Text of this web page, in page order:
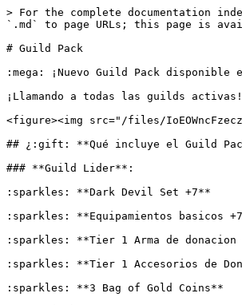
> For the complete documentation
`.md` to page URLs; this page is
# Guild Pack
:mega: ¡Nuevo Guild Pack
¡Llamando a todas las guilds
<figure><img src="/files/
## ¿:gift: **Qué incluye el Guild
### **Guild Lider**:
:sparkles: **Dark Devil Set +7**
:sparkles: **Equipamientos basicos
:sparkles: **Tier 1 Arma de donacion
:sparkles: **Tier 1 Accesorios de
:sparkles: **3 Bag of Gold Coins**